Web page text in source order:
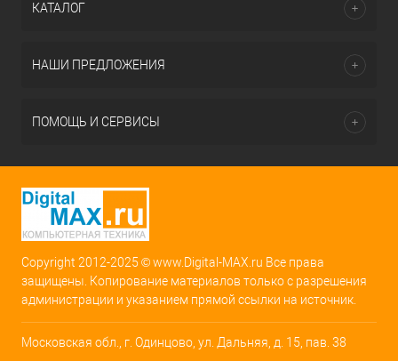
КАТАЛОГ
НАШИ ПРЕДЛОЖЕНИЯ
ПОМОЩЬ И СЕРВИСЫ
Copyright 2012-2025 © www.Digital-MAX.ru Все права
защищены. Копирование материалов только с разрешения
администрации и указанием прямой ссылки на источник.
Московская обл., г. Одинцово, ул. Дальняя, д. 15, пав. 38